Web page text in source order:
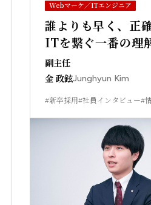
Webマーケ／ITエンジニア
誰よりも早く、正
ITを繋ぐ一番の理
副主任
金 政鉉Junghyun Kim
#新卒採用#社員インタビュー#